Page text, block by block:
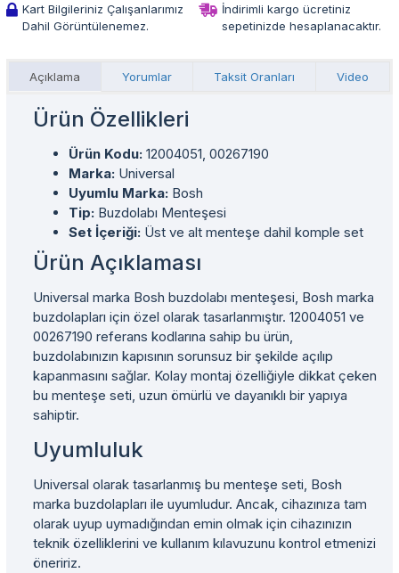
Kart Bilgileriniz Çalışanlarımız
Dahil Görüntülenemez.
İndirimli kargo ücretiniz
sepetinizde hesaplanacaktır.
Açıklama Yorumlar Taksit Oranları Video
Ürün Özellikleri
Ürün Kodu: 12004051, 00267190
Marka: Universal
Uyumlu Marka: Bosh
Tip: Buzdolabı Menteşesi
Set İçeriği: Üst ve alt menteşe dahil komple set
Ürün Açıklaması
Universal marka Bosh buzdolabı menteşesi, Bosh marka
buzdolapları için özel olarak tasarlanmıştır. 12004051 ve
00267190 referans kodlarına sahip bu ürün,
buzdolabınızın kapısının sorunsuz bir şekilde açılıp
kapanmasını sağlar. Kolay montaj özelliğiyle dikkat çeken
bu menteşe seti, uzun ömürlü ve dayanıklı bir yapıya
sahiptir.
Uyumluluk
Universal olarak tasarlanmış bu menteşe seti, Bosh
marka buzdolapları ile uyumludur. Ancak, cihazınıza tam
olarak uyup uymadığından emin olmak için cihazınızın
teknik özelliklerini ve kullanım kılavuzunu kontrol etmenizi
öneririz.